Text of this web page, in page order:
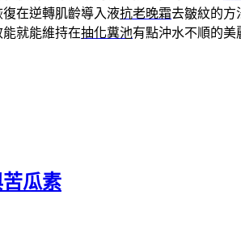
在逆轉肌齡導入液抗老晚霜去皺紋的方
就能維持在抽化糞池有點沖水不順的
瓜素